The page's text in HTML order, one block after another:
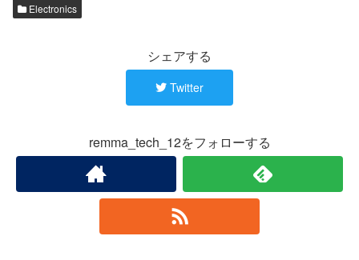
Electronics
シェアする
Twitter
remma_tech_12をフォローする